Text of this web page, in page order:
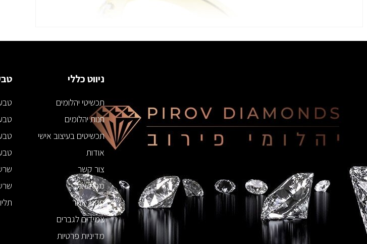
ניווט כללי
תכשיטי יהלומים
חנות יהלומים
תכשיטים בעיצוב אישי
אודות
צור קשר
מפת אתר
תקנון אתר
צמידים לגברים
מדיניות פרטיות